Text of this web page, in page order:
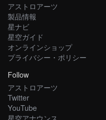
アストロアーツ
製品情報
星ナビ
星空ガイド
オンラインショップ
プライバシー・ポリシー
Follow
アストロアーツ
Twitter
YouTube
星空アナウンス